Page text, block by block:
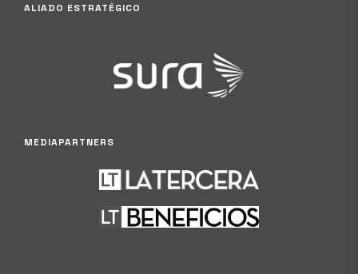
ALIADO ESTRATÉGICO
MEDIAPARTNERS